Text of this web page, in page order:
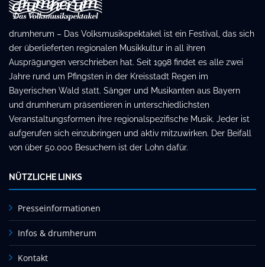
drumherum – Das Volksmusikspektakel ist ein Festival, das sich
der überlieferten regionalen Musikkultur in all ihren
Ausprägungen verschrieben hat. Seit 1998 findet es alle zwei
Jahre rund um Pfingsten in der Kreisstadt Regen im
Bayerischen Wald statt. Sänger und Musikanten aus Bayern
und drumherum präsentieren in unterschiedlichsten
Veranstaltungsformen ihre regionalspezifische Musik. Jeder ist
aufgerufen sich einzubringen und aktiv mitzuwirken. Der Beifall
von über 50.000 Besuchern ist der Lohn dafür.
NÜTZLICHE LINKS
Presseinformationen
Infos & drumherum
Kontakt